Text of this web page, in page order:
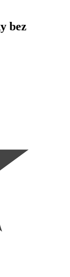
bez